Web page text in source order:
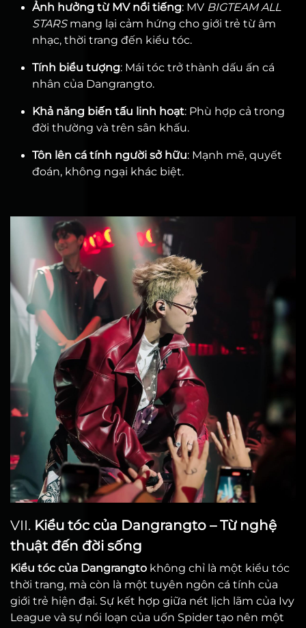
Ảnh hưởng từ MV nổi tiếng: MV BIGTEAM ALL
STARSmang lại cảm hứng cho giới trẻ từ âm
nhạc, thời trang đến kiểu tóc.
Tính biểu tượng: Mái tóc trở thành dấu ấn cá
nhân của Dangrangto.
Khả năng biến tấu linh hoạt: Phù hợp cả trong
đời thường và trên sân khấu.
Tôn lên cá tính người sở hữu: Mạnh mẽ, quyết
đoán, không ngại khác biệt.
VII. Kiểu tóc của Dangrangto – Từ nghệ
thuật đến đời sống
Kiểu tóc của Dangrangto không chỉ là một kiểu tóc
thời trang, mà còn là một tuyên ngôn cá tính của
giới trẻ hiện đại. Sự kết hợp giữa nét lịch lãm của Ivy
League và sự nổi loạn của uốn Spider tạo nên một